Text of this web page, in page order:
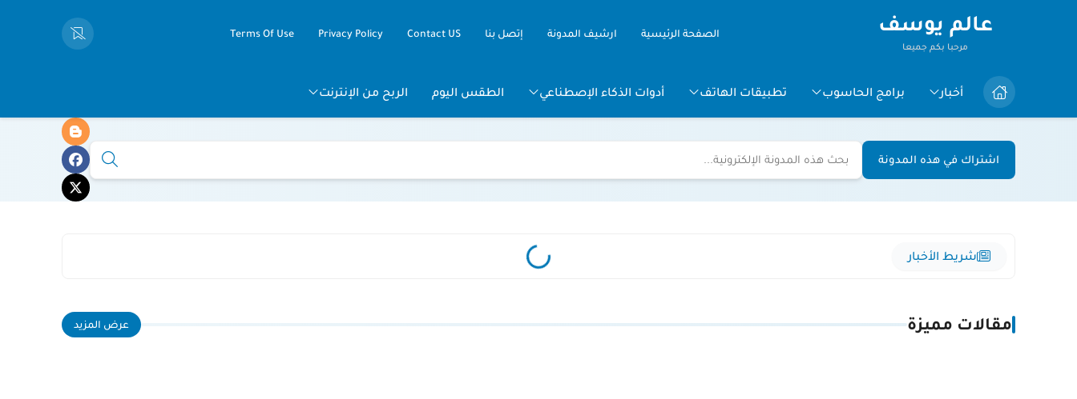
عالم يوسف
مرحبا بكم جميعا
الصفحة الرئيسية ارشيف المدونة إتصل بنا Contact US
Privacy Policy
Terms Of Use
أخبار برامج الحاسوب تطبيقات الهاتف أدوات الذكاء الإصطناعي الطقس اليوم الربح من الإنترنت
اشتراك في هذه المدونة
شريط الأخبار
مقالات مميزة عرض المزيد